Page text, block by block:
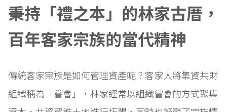
秉持「禮之本」的林家古厝，
百年客家宗族的當代精神
傳統客家宗族是如何管理資產呢？客家人將集資共財
組織稱為「嘗會」，林家經常以組織嘗會的方式聚集